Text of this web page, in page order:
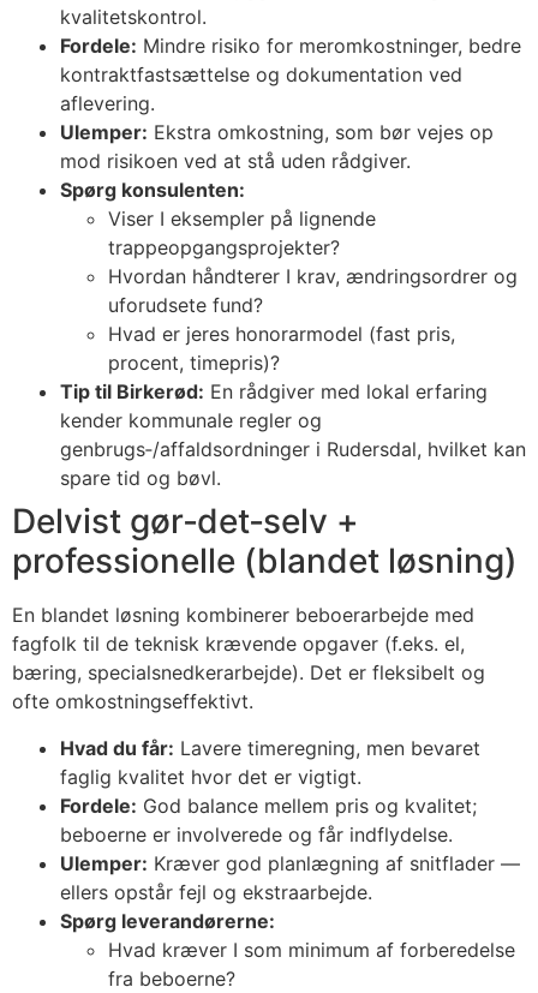
kvalitetskontrol.
Fordele: Mindre risiko for meromkostninger, bedre
kontraktfastsættelse og dokumentation ved
aflevering.
Ulemper: Ekstra omkostning, som bør vejes op
mod risikoen ved at stå uden rådgiver.
Spørg konsulenten:
Viser I eksempler på lignende
trappeopgangsprojekter?
Hvordan håndterer I krav, ændringsordrer og
uforudsete fund?
Hvad er jeres honorarmodel (fast pris,
procent, timepris)?
Tip til Birkerød: En rådgiver med lokal erfaring
kender kommunale regler og
genbrugs‑/affaldsordninger i Rudersdal, hvilket kan
spare tid og bøvl.
Delvist gør‑det‑selv +
professionelle (blandet løsning)
En blandet løsning kombinerer beboerarbejde med
fagfolk til de teknisk krævende opgaver (f.eks. el,
bæring, specialsnedkerarbejde). Det er fleksibelt og
ofte omkostningseffektivt.
Hvad du får: Lavere timeregning, men bevaret
faglig kvalitet hvor det er vigtigt.
Fordele: God balance mellem pris og kvalitet;
beboerne er involverede og får indflydelse.
Ulemper: Kræver god planlægning af snitflader —
ellers opstår fejl og ekstraarbejde.
Spørg leverandørerne:
Hvad kræver I som minimum af forberedelse
fra beboerne?